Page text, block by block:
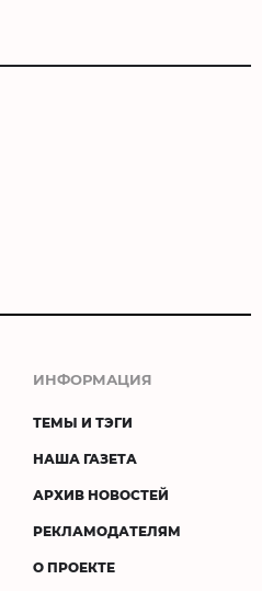
ИНФОРМАЦИЯ
ТЕМЫ И ТЭГИ
НАША ГАЗЕТА
АРХИВ НОВОСТЕЙ
РЕКЛАМОДАТЕЛЯМ
О ПРОЕКТЕ